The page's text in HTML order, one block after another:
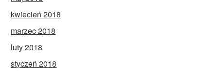
kwiecień 2018
marzec 2018
luty 2018
styczeń 2018